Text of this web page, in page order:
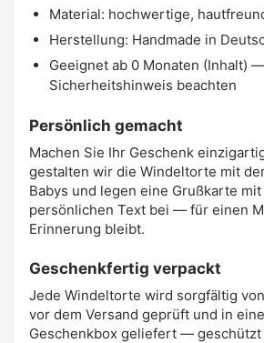
Material: hochwertige,
Herstellung: Handmade in
Geeignet ab 0 Monaten (Inhalt)
Sicherheitshinweis beachten
Persönlich gemacht
Machen Sie Ihr Geschenk
gestalten wir die Windeltorte mit
Babys und legen eine Grußkarte mit
persönlichen Text bei — für einen
Erinnerung bleibt.
Geschenkfertig verpackt
Jede Windeltorte wird sorgfältig
vor dem Versand geprüft und in
Geschenkbox geliefert — geschützt